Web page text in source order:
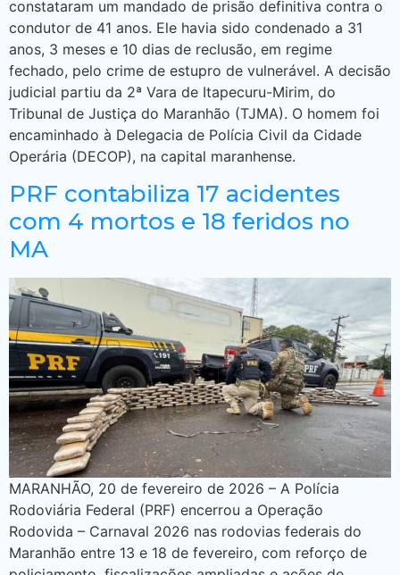
constataram um mandado de prisão definitiva contra o
condutor de 41 anos. Ele havia sido condenado a 31
anos, 3 meses e 10 dias de reclusão, em regime
fechado, pelo crime de estupro de vulnerável. A decisão
judicial partiu da 2ª Vara de Itapecuru-Mirim, do
Tribunal de Justiça do Maranhão (TJMA). O homem foi
encaminhado à Delegacia de Polícia Civil da Cidade
Operária (DECOP), na capital maranhense.
PRF contabiliza 17 acidentes
com 4 mortos e 18 feridos no
MA
MARANHÃO, 20 de fevereiro de 2026 – A Polícia
Rodoviária Federal (PRF) encerrou a Operação
Rodovida – Carnaval 2026 nas rodovias federais do
Maranhão entre 13 e 18 de fevereiro, com reforço de